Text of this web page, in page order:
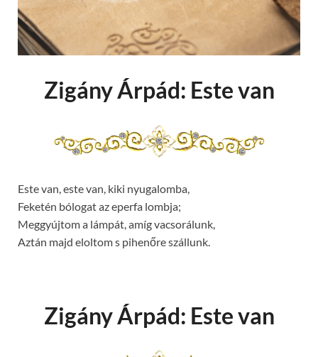
Zigány Árpád: Este van
Este van, este van, kiki nyugalomba,
Feketén bólogat az eperfa lombja;
Meggyújtom a lámpát, amíg vacsorálunk,
Aztán majd eloltom s pihenőre szállunk.
Zigány Árpád: Este van